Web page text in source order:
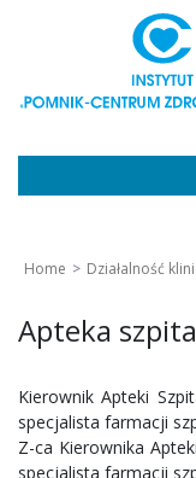
Home Działalność
Apteka
Kierownik Apteki
specjalista farmacji
Z-ca Kierownika
specjalista farmacji